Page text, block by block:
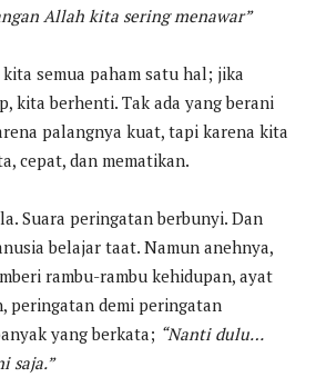
Allah kita sering menawar”
semua paham satu hal; jika
kita berhenti. Tak ada yang berani
palangnya kuat, tapi karena kita
cepat, dan mematikan.
Suara peringatan berbunyi. Dan
belajar taat. Namun anehnya,
rambu-rambu kehidupan, ayat
peringatan demi peringatan
yang berkata; “Nanti dulu…
saja.”